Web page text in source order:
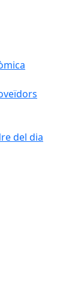
del dia